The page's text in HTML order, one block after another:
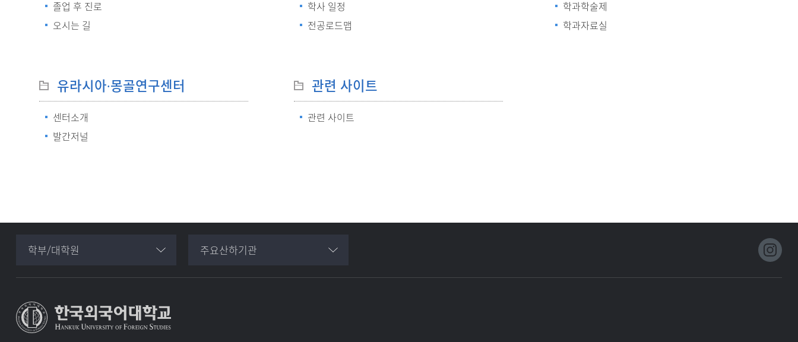
졸업 후 진로
오시는 길
학사 일정
전공로드맵
학과학술제
학과자료실
유라시아∙몽골연구센터
센터소개
발간저널
관련 사이트
관련 사이트
학부/대학원 주요산하기관